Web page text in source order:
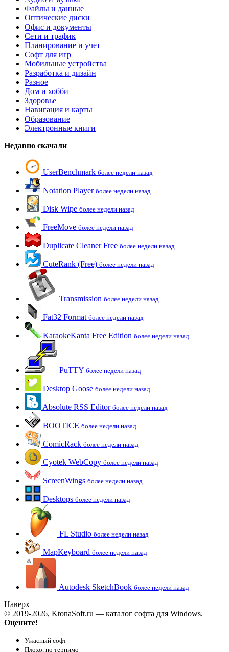
Файлы и данные
Оптические диски
Офис и документы
Сети и трафик
Планирование и учет
Софт для игр
Мобильные устройства
Разработка и дизайн
Разное
Дом и хобби
Здоровье
Навигация и карты
Образование
Электронные книги
Недавно скачали
UserBenchmark более недели назад
Notation Player более недели назад
Disk Wipe более недели назад
FreeMove более недели назад
Duplicate Cleaner Free более недели назад
CuteRank (Free) более недели назад
Transmission более недели назад
Fat32 Format более недели назад
KaraokeKanta Free Edition более недели назад
PuTTY более недели назад
Desktop Goose более недели назад
Absolute RSS Editor более недели назад
BOOTICE более недели назад
ComicRack более недели назад
Cyotek WebCopy более недели назад
ScreenWings более недели назад
Desktops более недели назад
FL Studio более недели назад
MapKeyboard более недели назад
Autodesk SketchBook более недели назад
Наверх
© 2019-2026, KtonaSoft.ru — каталог софта для Windows.
Оцените!
Ужасный софт
Плохо, но терпимо